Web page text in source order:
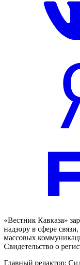
«Вестник Кавказа»
надзору в сфере
массовых
Свидетельство о
Главный редактор: